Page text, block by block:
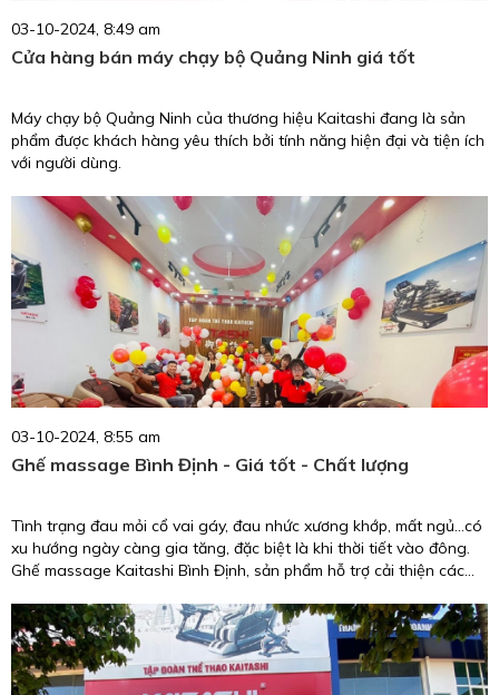
03-10-2024, 8:49 am
Cửa hàng bán máy chạy bộ Quảng Ninh giá tốt
Máy chạy bộ Quảng Ninh của thương hiệu Kaitashi đang là sản
phẩm được khách hàng yêu thích bởi tính năng hiện đại và tiện ích
với người dùng.
03-10-2024, 8:55 am
Ghế massage Bình Định - Giá tốt - Chất lượng
Tình trạng đau mỏi cổ vai gáy, đau nhức xương khớp, mất ngủ...có
xu hướng ngày càng gia tăng, đặc biệt là khi thời tiết vào đông.
Ghế massage Kaitashi Bình Định, sản phẩm hỗ trợ cải thiện các